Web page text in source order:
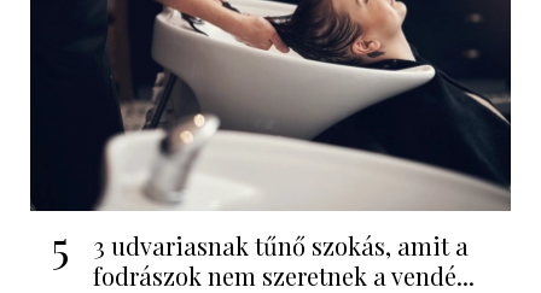
5
3 udvariasnak tűnő szokás, amit a
fodrászok nem szeretnek a vendé...